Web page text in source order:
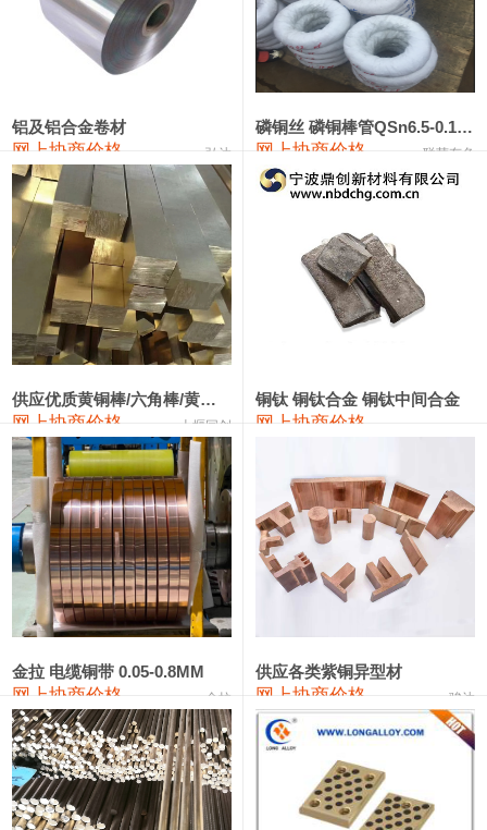
1#镁 17,000—18,000 17,500 0
18,900—19,100 19,000 100
1#电解锰(99.7%袋装) 18,000—18,200 18,100 100
1#铬 60,000—82,000
553#硅 9,300—9,500
441#硅 9,600—9,800 9,700
3303#硅 10,300—10,500 10,400
2202#硅 14,100—14,300
金属硅3303#-2202# 10,400—14,200 12,300 0
漆包线 111,970—115,970 113,970
磷铜合金 110,800—117,600 114,200 400
无氧铜丝(硬) 109,710—110,010 109,860
R410A专用紫铜管 113,700—113,700
铸造铝合金锭(A380） 26,300—26,500 26,400 100
铝合金ADC12 24,200—24,400 100
铸造铝合金锭(ZL102) 24,300—24,500 24,400
铝及铝合金卷材
网上协商价格 弘达
磷铜丝 磷铜棒管QSn6.5-0.1 7-0.2 8-0.3
网上协商价格 联荣有色
供应优质黄铜棒/六角棒/黄铜方板
网上协商价格 十堰同创
铜钛 铜钛合金 铜钛中间合金
网上协商价格
金拉 电缆铜带 0.05-0.8MM
网上协商价格 金拉
供应各类紫铜异型材
网上协商价格 骏达